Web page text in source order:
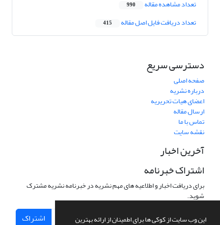
این وب سایت از کوکی ها برای اطمینان از ارائه بهترین
تعداد مشاهده مقاله 990
تعداد دریافت فایل اصل مقاله 415
دسترسی سریع
صفحه اصلی
درباره نشریه
اعضای هیات تحریریه
ارسال مقاله
تماس با ما
نقشه سایت
آخرین اخبار
اشتراک خبرنامه
برای دریافت اخبار و اطلاعیه های مهم نشریه در خبرنامه نشریه مشترک
شوید.
اشتراک